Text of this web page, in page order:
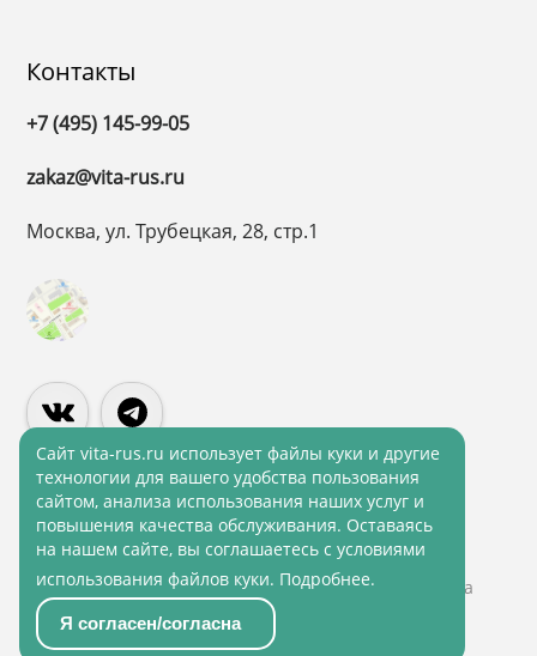
Контакты
+7 (495) 145-99-05
zakaz@vita-rus.ru
Москва, ул. Трубецкая, 28, стр.1
© 2001 - 2026 ВитаРус. Информация сайта защищена
законом об авторских правах
© Разработка и Сопровождение сайта
Политика конфиденциальности
Политика обработки персональных данных
Cайт vita-rus.ru использует файлы куки и другие
технологии для вашего удобства пользования
сайтом, анализа использования наших услуг и
повышения качества обслуживания. Оставаясь
на нашем сайте, вы соглашаетесь с условиями
использования файлов куки. Подробнее.
Я согласен/согласна